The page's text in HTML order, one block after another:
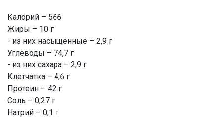
Калорий – 566
Жиры – 10 г
- из них насыщенные – 2,9 г
Углеводы – 74,7 г
- из них сахара – 2,9 г
Клетчатка – 4,6 г
Протеин – 42 г
Соль – 0,27 г
Натрий – 0,1 г